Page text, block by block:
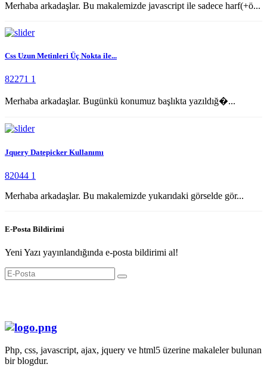
Merhaba arkadaşlar. Bu makalemizde javascript ile sadece harf(+ö...
Css Uzun Metinleri Üç Nokta ile...
82271 1
Merhaba arkadaşlar. Bugünkü konumuz başlıkta yazıldığ�...
Jquery Datepicker Kullanımı
82044 1
Merhaba arkadaşlar. Bu makalemizde yukarıdaki görselde gör...
E-Posta Bildirimi
Yeni Yazı yayınlandığında e-posta bildirimi al!
Php, css, javascript, ajax, jquery ve html5 üzerine makaleler bulunan
bir blogdur.